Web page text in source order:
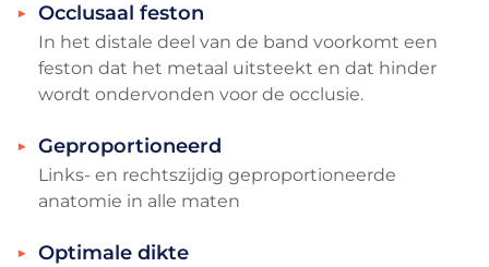
Occlusaal feston
In het distale deel van de band voorkomt een
feston dat het metaal uitsteekt en dat hinder
wordt ondervonden voor de occlusie.
Geproportioneerd
Links- en rechtszijdig geproportioneerde
anatomie in alle maten
Optimale dikte